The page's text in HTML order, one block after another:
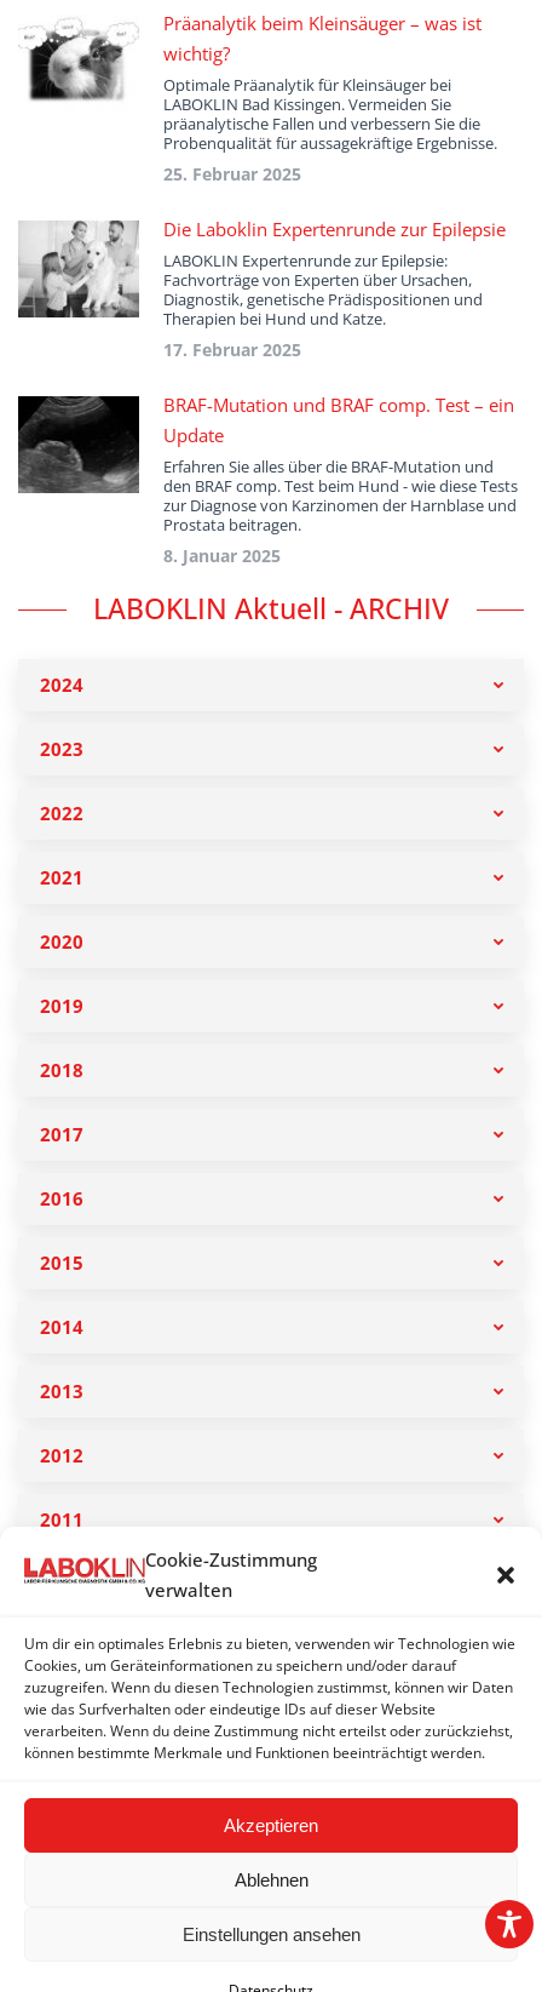
Cookie-Zustimmung
verwalten
Um dir ein optimales Erlebnis zu bieten, verwenden wir Technologien wie
Cookies, um Geräteinformationen zu speichern und/oder darauf
zuzugreifen. Wenn du diesen Technologien zustimmst, können wir Daten
wie das Surfverhalten oder eindeutige IDs auf dieser Website
verarbeiten. Wenn du deine Zustimmung nicht erteilst oder zurückziehst,
können bestimmte Merkmale und Funktionen beeinträchtigt werden.
Akzeptieren
Ablehnen
Einstellungen ansehen
Präanalytik beim Kleinsäuger – was ist
wichtig?
Optimale Präanalytik für Kleinsäuger bei
LABOKLIN Bad Kissingen. Vermeiden Sie
präanalytische Fallen und verbessern Sie die
Probenqualität für aussagekräftige Ergebnisse.
25. Februar 2025
Die Laboklin Expertenrunde zur Epilepsie
LABOKLIN Expertenrunde zur Epilepsie:
Fachvorträge von Experten über Ursachen,
Diagnostik, genetische Prädispositionen und
Therapien bei Hund und Katze.
17. Februar 2025
BRAF-Mutation und BRAF comp. Test – ein
Update
Erfahren Sie alles über die BRAF-Mutation und
den BRAF comp. Test beim Hund - wie diese Tests
zur Diagnose von Karzinomen der Harnblase und
Prostata beitragen.
8. Januar 2025
LABOKLIN Aktuell - ARCHIV
2024
2023
2022
2021
2020
2019
2018
2017
2016
2015
2014
2013
2012
2011
2010
2009
2008